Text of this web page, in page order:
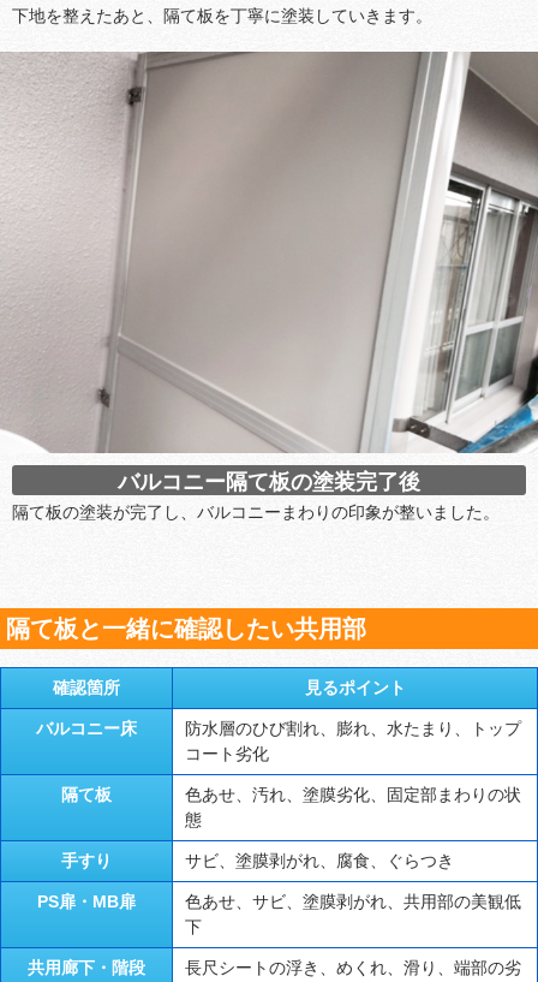
下地を整えたあと、隔て板を丁寧に塗装していきます。
バルコニー隔て板の塗装完了後
隔て板の塗装が完了し、バルコニーまわりの印象が整いました。
隔て板と一緒に確認したい共用部
確認箇所 見るポイント
バルコニー床
防水層のひび割れ、膨れ、水たまり、トップ
コート劣化
隔て板
色あせ、汚れ、塗膜劣化、固定部まわりの状
態
手すり サビ、塗膜剥がれ、腐食、ぐらつき
PS扉・MB扉
色あせ、サビ、塗膜剥がれ、共用部の美観低
下
共用廊下・階段 長尺シートの浮き、めくれ、滑り、端部の劣